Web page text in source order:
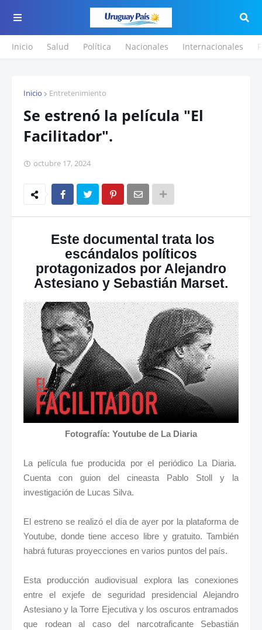
Inicio Salud Política Nacionales Internacionales
Inicio Entretenimiento
Se estrenó la película "El
Facilitador".
octubre 17, 2024
Este documental trata los
escándalos políticos
protagonizados por Alejandro
Astesiano y Sebastián Marset.
Fotografía: Youtube de La Diaria
La película fue producida por el periódico La Diaria.
Cuenta con guion del cineasta Pablo Stoll y la
investigación de Lucas Silva.
El estreno se realizó el día de ayer por la plataforma de
Youtube, donde tiene acceso libre y gratuito. También
habrá futuras proyecciones en varios puntos del país.
Esta producción audiovisual explora las conexiones
entre el exjefe de seguridad presidencial Alejandro
Astesiano y la Torre Ejecutiva y los oscuros entramados
que rodean al caso del narcotraficante Sebastián